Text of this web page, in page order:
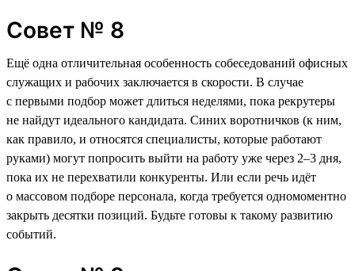
Совет № 8
Ещё одна отличительная особенность собеседований офисных
служащих и рабочих заключается в скорости. В случае
с первыми подбор может длиться неделями, пока рекрутеры
не найдут идеального кандидата. Синих воротничков (к ним,
как правило, и относятся специалисты, которые работают
руками) могут попросить выйти на работу уже через 2–3 дня,
пока их не перехватили конкуренты. Или если речь идёт
о массовом подборе персонала, когда требуется одномоментно
закрыть десятки позиций. Будьте готовы к такому развитию
событий.